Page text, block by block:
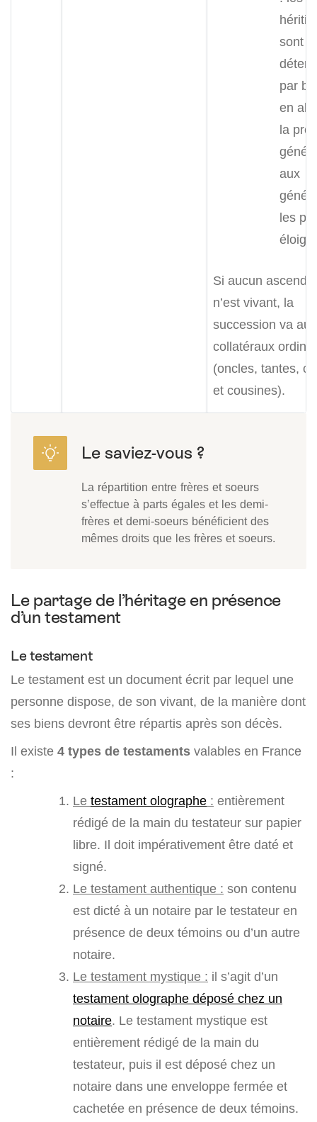
sont
par
en
la
aux
les
Si aucun
n’est vivant, la
succession va aux
collatéraux
(oncles, tantes,
et cousines).
La répartition entre frères et soeurs
s’effectue à parts égales et les demi-
frères et demi-soeurs bénéficient des
mêmes droits que les frères et soeurs.
Le partage de l’héritage en présence
d’un testament
Le testament
Le testament est un document écrit par lequel une
personne dispose, de son vivant, de la manière dont
ses biens devront être répartis après son décès.
Il existe 4 types de testaments valables en France
:
Le testament olographe : entièrement
rédigé de la main du testateur sur papier
libre. Il doit impérativement être daté et
signé.
Le testament authentique : son contenu
est dicté à un notaire par le testateur en
présence de deux témoins ou d’un autre
notaire.
Le testament mystique : il s’agit d’un
testament olographe déposé chez un
notaire. Le testament mystique est
entièrement rédigé de la main du
testateur, puis il est déposé chez un
notaire dans une enveloppe fermée et
cachetée en présence de deux témoins.